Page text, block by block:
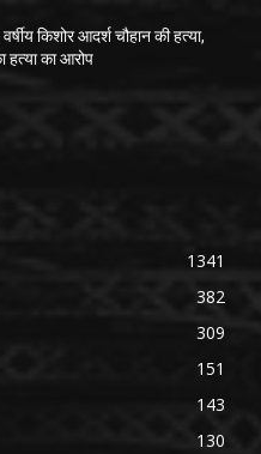
किशोर आदर्श चौहान की हत्या,
हत्या का आरोप
1341
382
309
151
143
130